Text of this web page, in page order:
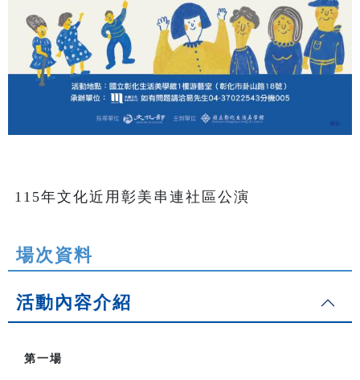
115年文化近用彰美串連社區公演
場次資料
活動內容介紹
第一場